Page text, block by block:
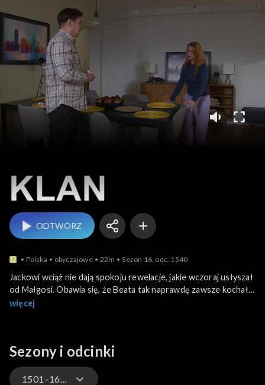
Klan
ODTWÓRZ
Polska obyczajowe 22m Sezon 16, odc. 1540
Jackowi wciąż nie dają spokoju rewelacje, jakie wczoraj usłyszał
od Małgosi. Obawia się, że Beata tak naprawdę zawsze kochała
Rafalskiego. Małgosia pyta mamę, czy ożeni się z tatą Jasia.
więcej, umawia się z Elżbietą. Dorota w towarzystwie Igora
streetworkera próbuje zdobyć zaufanie podrostków z ulicy.
więcej
Sezony i odcinki
1501–1600